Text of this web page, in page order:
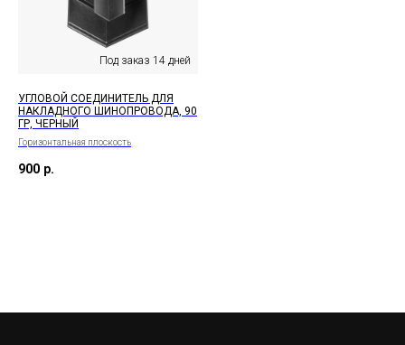
УГЛОВОЙ СОЕДИНИТЕЛЬ ДЛЯ
НАКЛАДНОГО ШИНОПРОВОДА, 90
ГР, ЧЕРНЫЙ
Горизонтальная плоскость
900 р.